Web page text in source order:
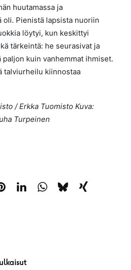
huutamassa ja
oli. Pienistä lapsista nuoriin
löytyi, kun keskittyi
tärkeintä: he seurasivat ja
paljon kuin vanhemmat ihmiset.
talviurheilu kiinnostaa
/ Erkka Tuomisto Kuva:
Turpeinen